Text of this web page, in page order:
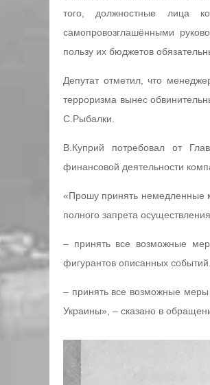
того, должностные лица
самопровозглашёнными
пользу их бюджетов
Депутат отметил, что
терроризма вынес
С.Рыбалки.
В.Куприй потребовал от
финансовой деятельности
«Прошу принять немедленные
полного запрета
– принять все возможные
фигурантов описанных событий.
– принять все возможные меры
Украины», – сказано в